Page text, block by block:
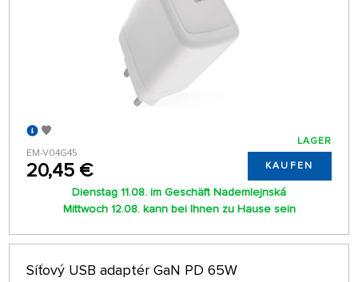
EM-V04G45
20,45 €
LAGER
KAUFEN
Dienstag 11.08. im Geschäft Nademlejnská
Mittwoch 12.08. kann bei Ihnen zu Hause sein
Síťový USB adaptér GaN PD 65W